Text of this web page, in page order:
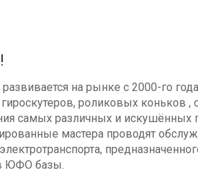
на рынке с 2000-го
роликовых коньков ,
самых различных и искушённых
мастера проводят
ЮФО базы.